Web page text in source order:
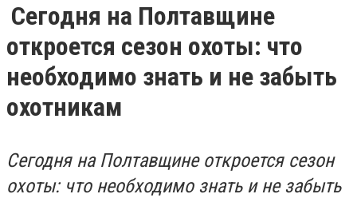
Сегодня на Полтавщине
откроется сезон охоты: что
необходимо знать и не забыть
охотникам
Сегодня на Полтавщине откроется сезон
охоты: что необходимо знать и не забыть